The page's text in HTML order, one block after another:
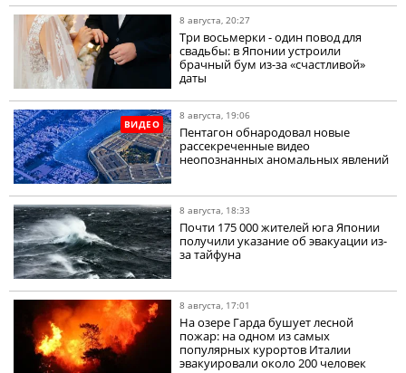
8 августа, 20:27
Три восьмерки - один повод для
свадьбы: в Японии устроили
брачный бум из-за «счастливой»
даты
ВИДЕО
8 августа, 19:06
Пентагон обнародовал новые
рассекреченные видео
неопознанных аномальных явлений
8 августа, 18:33
Почти 175 000 жителей юга Японии
получили указание об эвакуации из-
за тайфуна
8 августа, 17:01
На озере Гарда бушует лесной
пожар: на одном из самых
популярных курортов Италии
эвакуировали около 200 человек